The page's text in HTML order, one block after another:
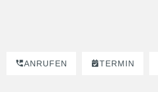
ANRUFEN TERMIN